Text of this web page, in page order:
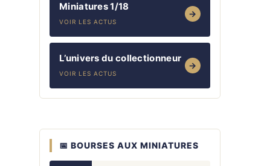
Miniatures 1/18
VOIR LES ACTUS
→
L’univers du collectionneur
VOIR LES ACTUS
→
📅 BOURSES AUX MINIATURES